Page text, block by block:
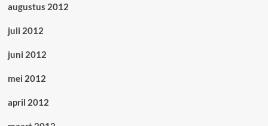
augustus 2012
juli 2012
juni 2012
mei 2012
april 2012